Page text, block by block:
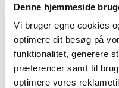
Denne hjemmeside
Vi bruger egne cookies
optimere dit besøg på
funktionalitet, generere
præferencer samt til
optimere vores
BESKRIVELSE
Plet har inviteret sine
selvfølgelig en dag